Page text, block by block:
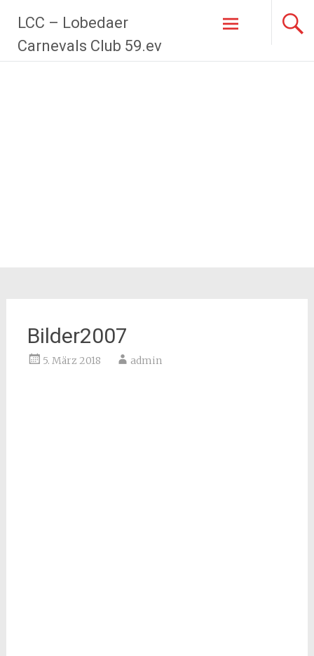
Inhalt
springen
LCC – Lobedaer
Carnevals Club 59.ev
Bilder2007
5. März 2018 admin